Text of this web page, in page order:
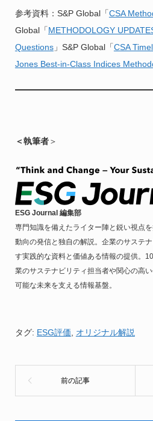
参考資料：S&P Global「CSA
Global「METHODOLOGY
Questions」S&P Global「CSA
Jones Best-in-Class Indices
＜執筆者＞
ESG Journal 編集部
専門知識を備えたライター陣と鋭い視点
動向の発信と独自の解説。企業のサステ
す実践的な資料と価値ある情報の提供。
業のサステナビリティ担当者や関心の高
可能な未来を支える情報基盤。
タグ: ESG評価 オリジナル解説